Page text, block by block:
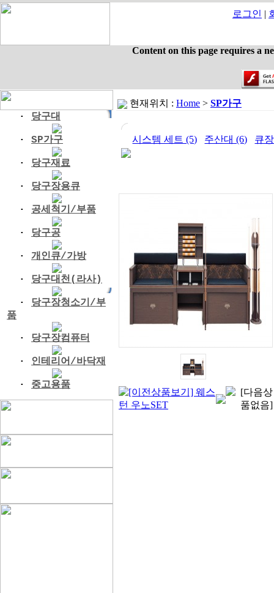
로그인 |
Content on this page requires a
· 당구대
· SP가구
· 당구재료
· 당구장용큐
· 공세척기/부품
· 당구공
· 개인큐/가방
· 당구대천(라사)
· 당구장청소기/부
품
· 당구장컴퓨터
· 인테리어/바닥재
· 중고용품
현재위치 : Home > SP가구
시스템 세트 (5) 주산대 (6) 큐